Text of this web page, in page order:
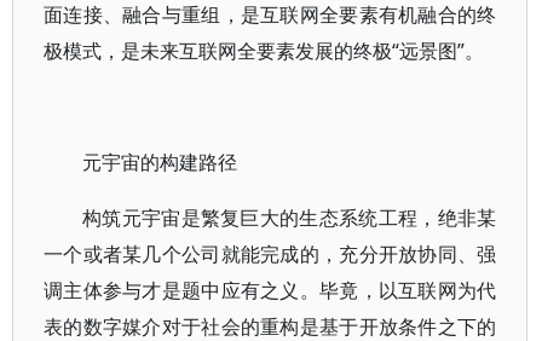
面连接、融合与重组，是互联网全要素有机融合的终
极模式，是未来互联网全要素发展的终极“远景图”。
元宇宙的构建路径
构筑元宇宙是繁复巨大的生态系统工程，绝非某
一个或者某几个公司就能完成的，充分开放协同、强
调主体参与才是题中应有之义。毕竟，以互联网为代
表的数字媒介对于社会的重构是基于开放条件之下的